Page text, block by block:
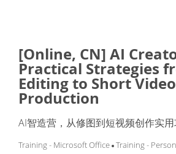
[Online, CN] AI
Practical Strategies
Editing to Short Video
Production
AI智造营，从修图到短视频创作实
Training - Microsoft Office Training -